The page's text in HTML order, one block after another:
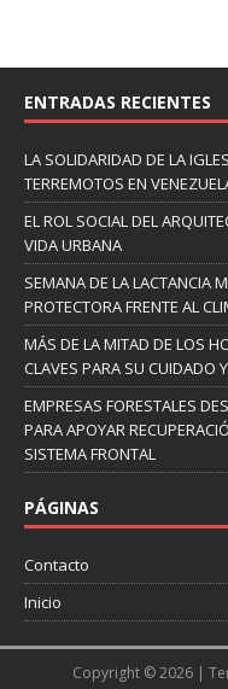
ENTRADAS RECIENTES
LA SOLIDARIDAD DE LA
TERREMOTOS EN
EL ROL SOCIAL DEL
VIDA URBANA
SEMANA DE LA LACTANCIA
PROTECTORA FRENTE AL
MÁS DE LA MITAD DE LOS
CLAVES PARA SU CUIDADO
EMPRESAS FORESTALES
PARA APOYAR
SISTEMA FRONTAL
PÁGINAS
Contacto
Inicio
Copyright © 2026 |